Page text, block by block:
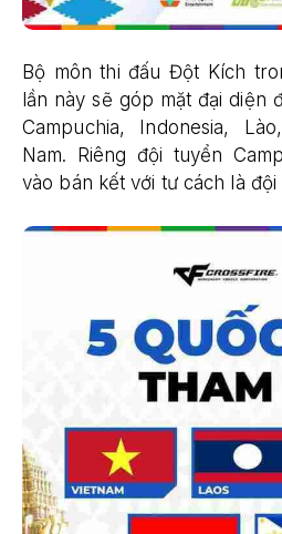
Bộ môn thi đấu Đột Kích
lần này sẽ góp mặt đại diện
Campuchia, Indonesia,
Nam. Riêng đội tuyển
vào bán kết với tư cách là đội